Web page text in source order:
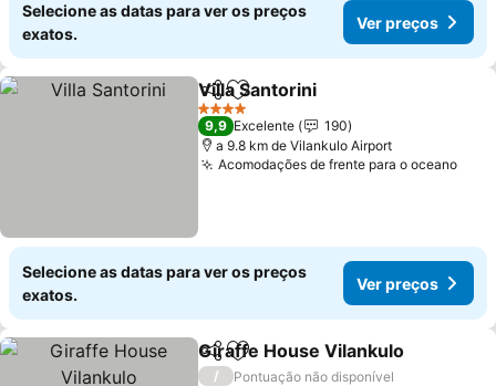
Selecione as datas para ver os preços
exatos.
Ver preços
PartilharAdicionar aos favoritos
Villa Santorini
4 Estrelas
9,9 Excelente
190
a 9.8 km de Vilankulo Airport
Acomodações de frente para o oceano
Selecione as datas para ver os preços
exatos.
Ver preços
PartilharAdicionar aos favoritos
Giraffe House Vilankulo
/
Pontuação não disponível